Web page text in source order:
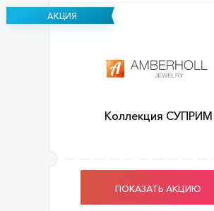
АКЦИЯ
Коллекция СУПРИМ
ПОКАЗАТЬ АКЦИЮ